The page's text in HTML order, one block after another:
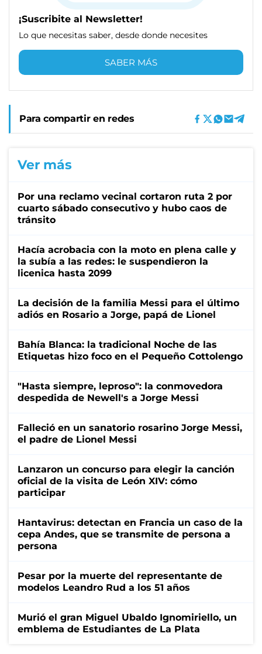
¡Suscribite al Newsletter!
Lo que necesitas saber, desde donde necesites
SABER MÁS
Para compartir en redes
Ver más
Por una reclamo vecinal cortaron ruta 2 por
cuarto sábado consecutivo y hubo caos de
tránsito
Hacía acrobacia con la moto en plena calle y
la subía a las redes: le suspendieron la
licenica hasta 2099
La decisión de la familia Messi para el último
adiós en Rosario a Jorge, papá de Lionel
Bahía Blanca: la tradicional Noche de las
Etiquetas hizo foco en el Pequeño Cottolengo
"Hasta siempre, leproso": la conmovedora
despedida de Newell's a Jorge Messi
Falleció en un sanatorio rosarino Jorge Messi,
el padre de Lionel Messi
Lanzaron un concurso para elegir la canción
oficial de la visita de León XIV: cómo
participar
Hantavirus: detectan en Francia un caso de la
cepa Andes, que se transmite de persona a
persona
Pesar por la muerte del representante de
modelos Leandro Rud a los 51 años
Murió el gran Miguel Ubaldo Ignomiriello, un
emblema de Estudiantes de La Plata